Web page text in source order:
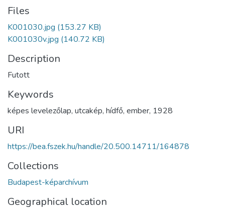
Files
K001030.jpg (153.27 KB)
K001030v.jpg (140.72 KB)
Description
Futott
Keywords
képes levelezőlap, utcakép, hídfő, ember, 1928
URI
https://bea.fszek.hu/handle/20.500.14711/164878
Collections
Budapest-képarchívum
Geographical location